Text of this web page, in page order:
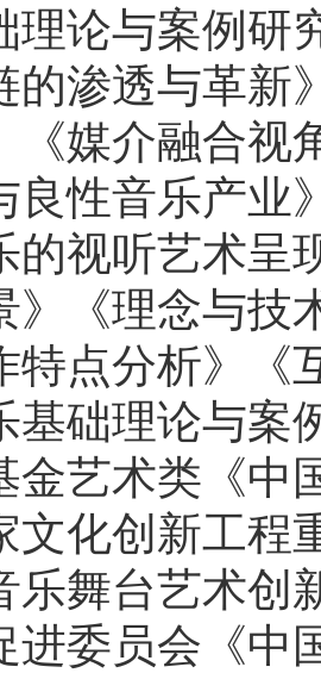
理论与案例研
的渗透与革新
《媒介融合视
良性音乐产业
的视听艺术呈
》《理念与
特点分析》《
基础理论与案
金艺术类《中
文化创新工程
乐舞台艺术创
进委员会《中